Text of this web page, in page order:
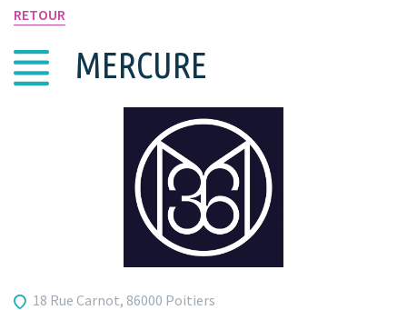
RETOUR
MERCURE
18 Rue Carnot, 86000 Poitiers